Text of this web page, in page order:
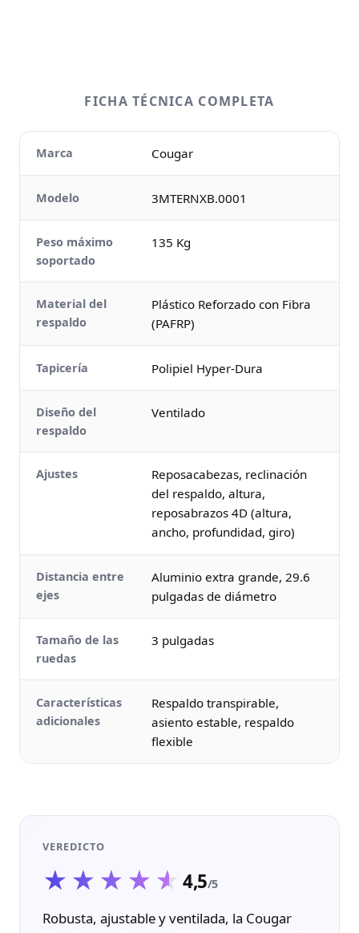
FICHA TÉCNICA COMPLETA
Marca Cougar
Modelo 3MTERNXB.0001
Peso máximo
soportado
135 Kg
Material del
respaldo
Plástico Reforzado con Fibra
(PAFRP)
Tapicería Polipiel Hyper-Dura
Diseño del
respaldo
Ventilado
Ajustes
Reposacabezas, reclinación
del respaldo, altura,
reposabrazos 4D (altura,
ancho, profundidad, giro)
Distancia entre
ejes
Aluminio extra grande, 29.6
pulgadas de diámetro
Tamaño de las
ruedas
3 pulgadas
Características
adicionales
Respaldo transpirable,
asiento estable, respaldo
flexible
VEREDICTO
★★★★★
★★★★★4,5/5
Robusta, ajustable y ventilada, la Cougar